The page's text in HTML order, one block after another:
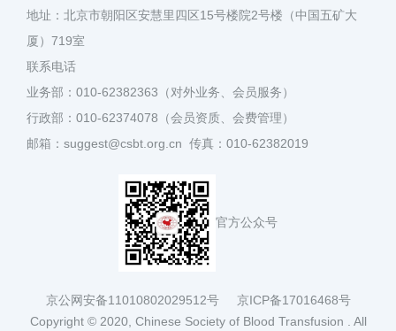
地址：北京市朝阳区安慧里四区15号楼院2号楼（中国五矿大
厦）719室
联系电话
业务部：010-62382363（对外业务、会员服务）
行政部：010-62374078（会员资质、会费管理）
邮箱：suggest@csbt.org.cn 传真：010-62382019
官方公众号
京公网安备11010802029512号 京ICP备17016468号
Copyright © 2020, Chinese Society of Blood Transfusion . All